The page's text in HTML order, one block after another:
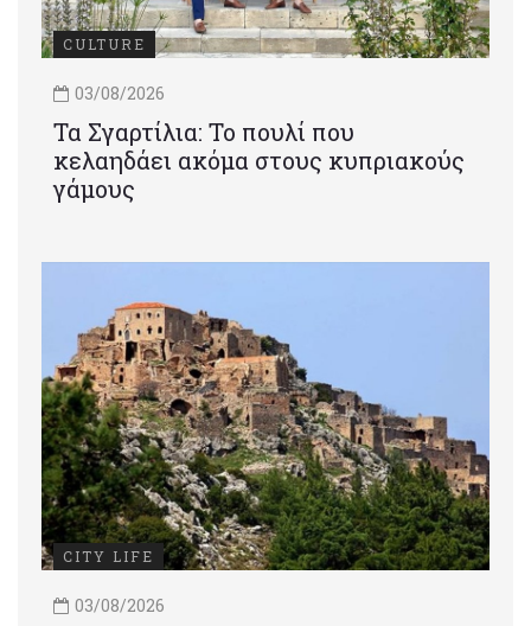
CULTURE
03/08/2026
Τα Σγαρτίλια: Το πουλί που
κελαηδάει ακόμα στους κυπριακούς
γάμους
CITY LIFE
03/08/2026